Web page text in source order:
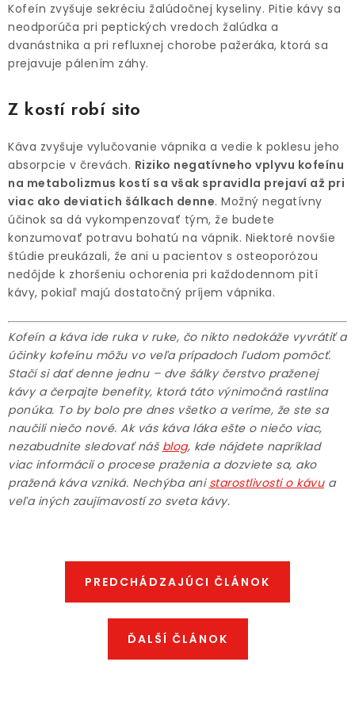
Kofeín zvyšuje sekréciu žalúdočnej kyseliny. Pitie kávy sa
neodporúča pri peptických vredoch žalúdka a
dvanástnika a pri refluxnej chorobe pažeráka, ktorá sa
prejavuje pálením záhy.
Z kostí robí sito
Káva zvyšuje vylučovanie vápnika a vedie k poklesu jeho
absorpcie v črevách. Riziko negatívneho vplyvu kofeínu
na metabolizmus kostí sa však spravidla prejaví až pri
viac ako deviatich šálkach denne. Možný negatívny
účinok sa dá vykompenzovať tým, že budete
konzumovať potravu bohatú na vápnik. Niektoré novšie
štúdie preukázali, že ani u pacientov s osteoporózou
nedôjde k zhoršeniu ochorenia pri každodennom pití
kávy, pokiaľ majú dostatočný príjem vápnika.
Kofeín a káva ide ruka v ruke, čo nikto nedokáže vyvrátiť a
účinky kofeínu môžu vo veľa prípadoch ľudom pomôcť.
Stačí si dať denne jednu – dve šálky čerstvo praženej
kávy a čerpajte benefity, ktorá táto výnimočná rastlina
ponúka. To by bolo pre dnes všetko a veríme, že ste sa
naučili niečo nové. Ak vás káva láka ešte o niečo viac,
nezabudnite sledovať náš blog, kde nájdete napríklad
viac informácií o procese praženia a dozviete sa, ako
pražená káva vzniká. Nechýba ani starostlivosti o kávu a
veľa iných zaujímavostí zo sveta kávy.
PREDCHÁDZAJÚCI ČLÁNOK
ĎALŠÍ ČLÁNOK